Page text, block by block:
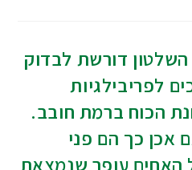
דורשת לבדוק
לפריבילגיות
הכוח ברמת חובב.
אכן כך הם פני
האחים עופר שנמצאת